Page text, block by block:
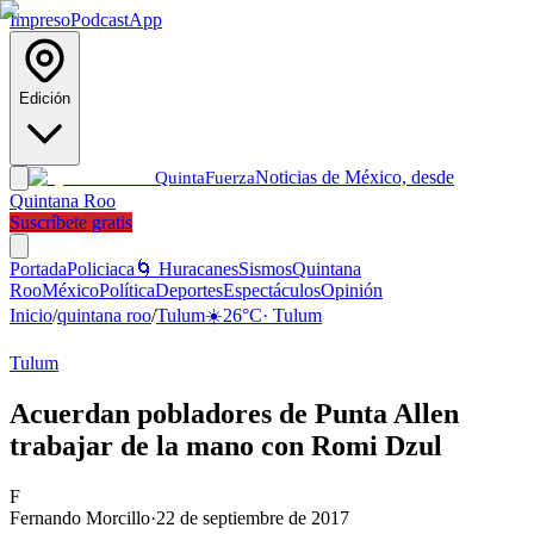
ImpresoPodcastApp
Edición
QuintaFuerzaNoticias de México, desde
Quintana Roo
Suscríbete gratis
PortadaPoliciaca 🌀 HuracanesSismosQuintana
RooMéxicoPolíticaDeportesEspectáculosOpinión
Inicio/quintana roo/Tulum☀️26°C· Tulum
Tulum
Acuerdan pobladores de Punta Allen
trabajar de la mano con Romi Dzul
F
Fernando Morcillo·22 de septiembre de 2017